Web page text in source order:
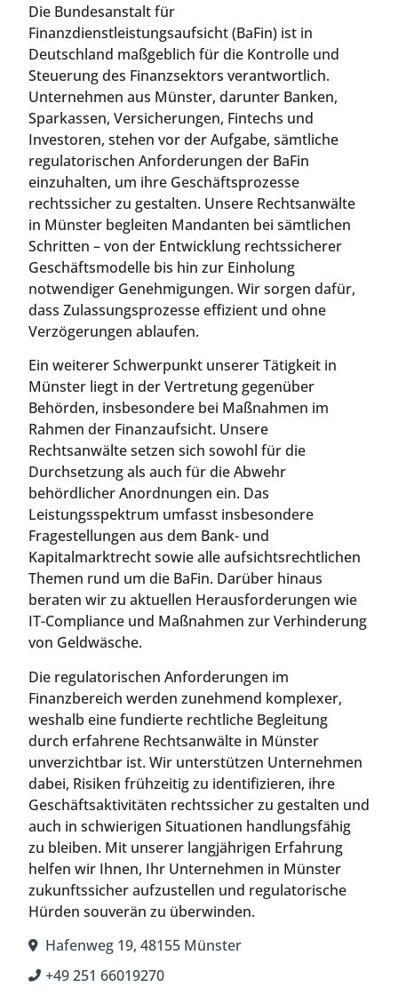
Die Bundesanstalt für
Finanzdienstleistungsaufsicht (BaFin) ist in
Deutschland maßgeblich für die Kontrolle und
Steuerung des Finanzsektors verantwortlich.
Unternehmen aus Münster, darunter Banken,
Sparkassen, Versicherungen, Fintechs und
Investoren, stehen vor der Aufgabe, sämtliche
regulatorischen Anforderungen der BaFin
einzuhalten, um ihre Geschäftsprozesse
rechtssicher zu gestalten. Unsere Rechtsanwälte
in Münster begleiten Mandanten bei sämtlichen
Schritten – von der Entwicklung rechtssicherer
Geschäftsmodelle bis hin zur Einholung
notwendiger Genehmigungen. Wir sorgen dafür,
dass Zulassungsprozesse effizient und ohne
Verzögerungen ablaufen.
Ein weiterer Schwerpunkt unserer Tätigkeit in
Münster liegt in der Vertretung gegenüber
Behörden, insbesondere bei Maßnahmen im
Rahmen der Finanzaufsicht. Unsere
Rechtsanwälte setzen sich sowohl für die
Durchsetzung als auch für die Abwehr
behördlicher Anordnungen ein. Das
Leistungsspektrum umfasst insbesondere
Fragestellungen aus dem Bank- und
Kapitalmarktrecht sowie alle aufsichtsrechtlichen
Themen rund um die BaFin. Darüber hinaus
beraten wir zu aktuellen Herausforderungen wie
IT-Compliance und Maßnahmen zur Verhinderung
von Geldwäsche.
Die regulatorischen Anforderungen im
Finanzbereich werden zunehmend komplexer,
weshalb eine fundierte rechtliche Begleitung
durch erfahrene Rechtsanwälte in Münster
unverzichtbar ist. Wir unterstützen Unternehmen
dabei, Risiken frühzeitig zu identifizieren, ihre
Geschäftsaktivitäten rechtssicher zu gestalten und
auch in schwierigen Situationen handlungsfähig
zu bleiben. Mit unserer langjährigen Erfahrung
helfen wir Ihnen, Ihr Unternehmen in Münster
zukunftssicher aufzustellen und regulatorische
Hürden souverän zu überwinden.
Hafenweg 19, 48155 Münster
+49 251 66019270